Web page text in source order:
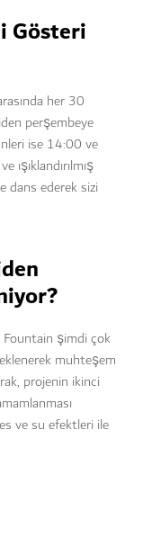
Gösteri
her 30
perşembeye
ise 14:00 ve
ışıklandırılmış
dans ederek sizi
Fountain şimdi çok
muhteşem
projenin ikinci
ve su efektleri ile